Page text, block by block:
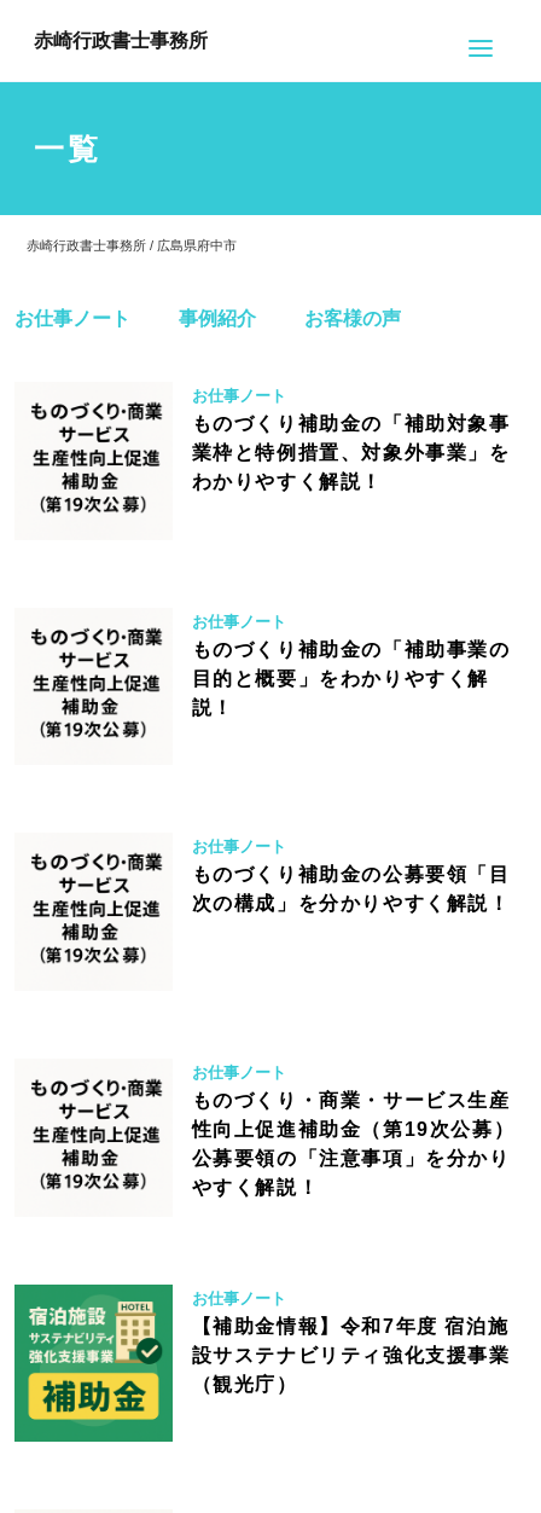
赤崎行政書士事務所
一覧
赤崎行政書士事務所 / 広島県府中市
お仕事ノート 事例紹介 お客様の声
お仕事ノート
ものづくり補助金の「補助対象事
業枠と特例措置、対象外事業」を
わかりやすく解説！
お仕事ノート
ものづくり補助金の「補助事業の
目的と概要」をわかりやすく解
説！
お仕事ノート
ものづくり補助金の公募要領「目
次の構成」を分かりやすく解説！
お仕事ノート
ものづくり・商業・サービス生産
性向上促進補助金（第19次公募）
公募要領の「注意事項」を分かり
やすく解説！
お仕事ノート
【補助金情報】令和7年度 宿泊施
設サステナビリティ強化支援事業
（観光庁）